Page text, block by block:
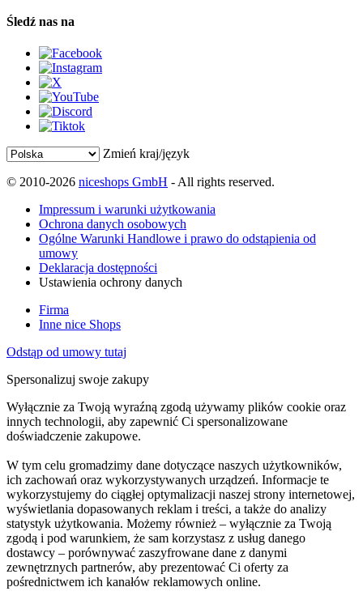
Śledź nas na
Zmień kraj/język
© 2010-2026 niceshops GmbH - All rights reserved.
Impressum i warunki użytkowania
Ochrona danych osobowych
Ogólne Warunki Handlowe i prawo do odstąpienia od
umowy
Deklaracja dostępności
Ustawienia ochrony danych
Firma
Inne nice Shops
Odstąp od umowy tutaj
Spersonalizuj swoje zakupy
Wyłącznie za Twoją wyraźną zgodą używamy plików cookie oraz
innych technologii, aby zapewnić Ci spersonalizowane
doświadczenie zakupowe.
W tym celu gromadzimy dane dotyczące naszych użytkowników,
ich zachowań oraz wykorzystywanych urządzeń. Informacje te
wykorzystujemy do ciągłej optymalizacji naszej strony internetowej,
wyświetlania dopasowanych reklam i treści, a także do analizy
statystyk użytkowania. Możemy również – wyłącznie za Twoją
zgodą i pod warunkiem, że sam korzystasz z usług danego
dostawcy – porównywać zaszyfrowane dane z danymi
zewnętrznych partnerów, aby prezentować Ci oferty za
pośrednictwem ich kanałów reklamowych online.